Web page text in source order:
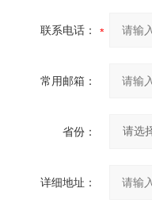
联系电话：
常用邮箱：
省份：
详细地址：